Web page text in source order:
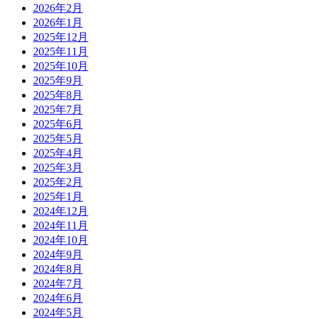
2026年2月
2026年1月
2025年12月
2025年11月
2025年10月
2025年9月
2025年8月
2025年7月
2025年6月
2025年5月
2025年4月
2025年3月
2025年2月
2025年1月
2024年12月
2024年11月
2024年10月
2024年9月
2024年8月
2024年7月
2024年6月
2024年5月